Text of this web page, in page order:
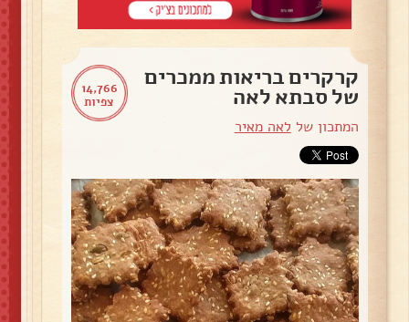
14,766
צפיות
קרקרים בריאות ממכרים
של סבתא לאה
המתכון של לאה מאיר